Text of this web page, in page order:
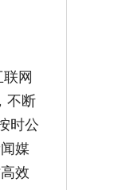
网
不断
时公
媒
效